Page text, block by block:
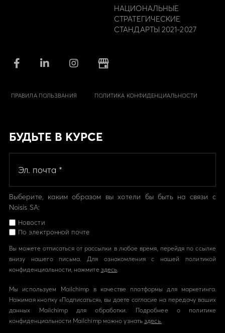
НАЦИОНАЛЬНЫЕ
СТРАТЕГИЧЕСКИЕ
СТАНДАРТЫ 2021-2027
ПРАВИЛА ПОЛЬЗВАНИЯ ПОЛИТИКА КОНФИДЕНЦИАЛЬНОСТИ
БУДЬТЕ В КУРСЕ
Выберите, каким образом вы хотели бы быть на связи с
Noisis SA:
Новости
По электронной почте
Вы можете отписаться от рассылки в любое время, перейдя по ссылке
внизу нашего письма. Для ознакомления с нашей политикой
конфиденциальности, нажмите здесь.
Мы используем Mailchimp в качестве платформы для маркетинга.
Нажимая кнопку «Подписаться», вы даете согласие на передачу ваших
данных Mailchimp для обработки. Подробнее о политике
конфиденциальности Mailchimp можно узнатьздесь.